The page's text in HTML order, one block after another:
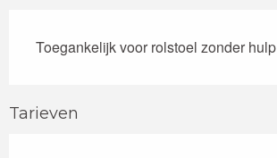
Toegankelijk voor rolstoel zonder hulp
Tarieven